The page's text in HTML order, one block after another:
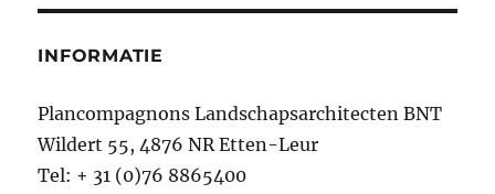
INFORMATIE
Plancompagnons Landschapsarchitecten BNT
Wildert 55, 4876 NR Etten-Leur
Tel: + 31 (0)76 8865400